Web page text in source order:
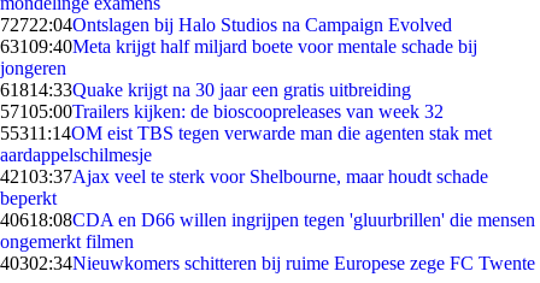
72722:04Ontslagen bij Halo Studios na Campaign Evolved
63109:40Meta krijgt half miljard boete voor mentale schade bij
jongeren
61814:33Quake krijgt na 30 jaar een gratis uitbreiding
57105:00Trailers kijken: de bioscoopreleases van week 32
55311:14OM eist TBS tegen verwarde man die agenten stak met
aardappelschilmesje
42103:37Ajax veel te sterk voor Shelbourne, maar houdt schade
beperkt
40618:08CDA en D66 willen ingrijpen tegen 'gluurbrillen' die mensen
ongemerkt filmen
40302:34Nieuwkomers schitteren bij ruime Europese zege FC Twente